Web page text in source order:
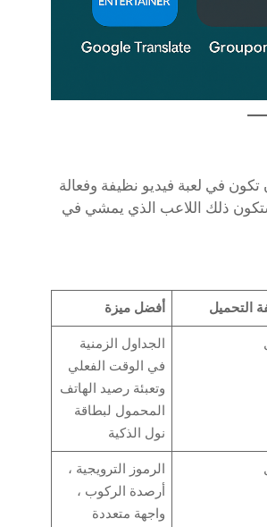
تكون في لعبة فيديو نظيفة وفعالة
ذلك اللاعب الذي يمشي في
التحميل أفضل ميزة
الجداول الزمنية
في الوقت الفعلي
وتعبئة رصيد الهاتف
المحمول لبطاقة
نول الذكية
الرموز الترويجية ،
أرصدة الركوب ،
واجهة متعددة